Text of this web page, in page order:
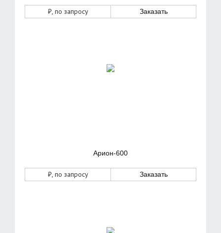
₽, по запросу Заказать
Арион-600
₽, по запросу Заказать